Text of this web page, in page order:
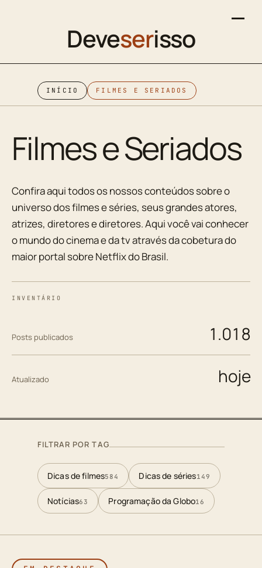
Deveserisso
INÍCIO FILMES E SERIADOS
Filmes e Seriados
Confira aqui todos os nossos conteúdos sobre o
universo dos filmes e séries, seus grandes atores,
atrizes, diretores e diretores. Aqui você vai conhecer
o mundo do cinema e da tv através da cobetura do
maior portal sobre Netflix do Brasil.
INVENTÁRIO
Posts publicados 1.018
Atualizado hoje
FILTRAR POR TAG
Dicas de filmes584 Dicas de séries149
Notícias63 Programação da Globo16